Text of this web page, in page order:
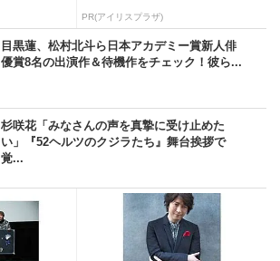
PR(アイリスプラザ)
目黒蓮、松村北斗ら日本アカデミー賞新人俳
優賞8名の出演作＆待機作をチェック！彼ら...
杉咲花「みなさんの声を真摯に受け止めた
い」『52ヘルツのクジラたち』舞台挨拶で
覚...